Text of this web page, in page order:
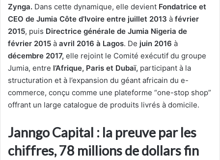
Zynga. Dans cette dynamique, elle devient Fondatrice et
CEO de Jumia Côte d’Ivoire entre juillet 2013 à février
2015, puis Directrice générale de Jumia Nigeria de
février 2015 à avril 2016 à Lagos. De juin 2016 à
décembre 2017, elle rejoint le Comité exécutif du groupe
Jumia, entre l’Afrique, Paris et Dubaï, participant à la
structuration et à l’expansion du géant africain du e-
commerce, conçu comme une plateforme “one-stop shop”
offrant un large catalogue de produits livrés à domicile.
Janngo Capital : la preuve par les
chiffres, 78 millions de dollars fin